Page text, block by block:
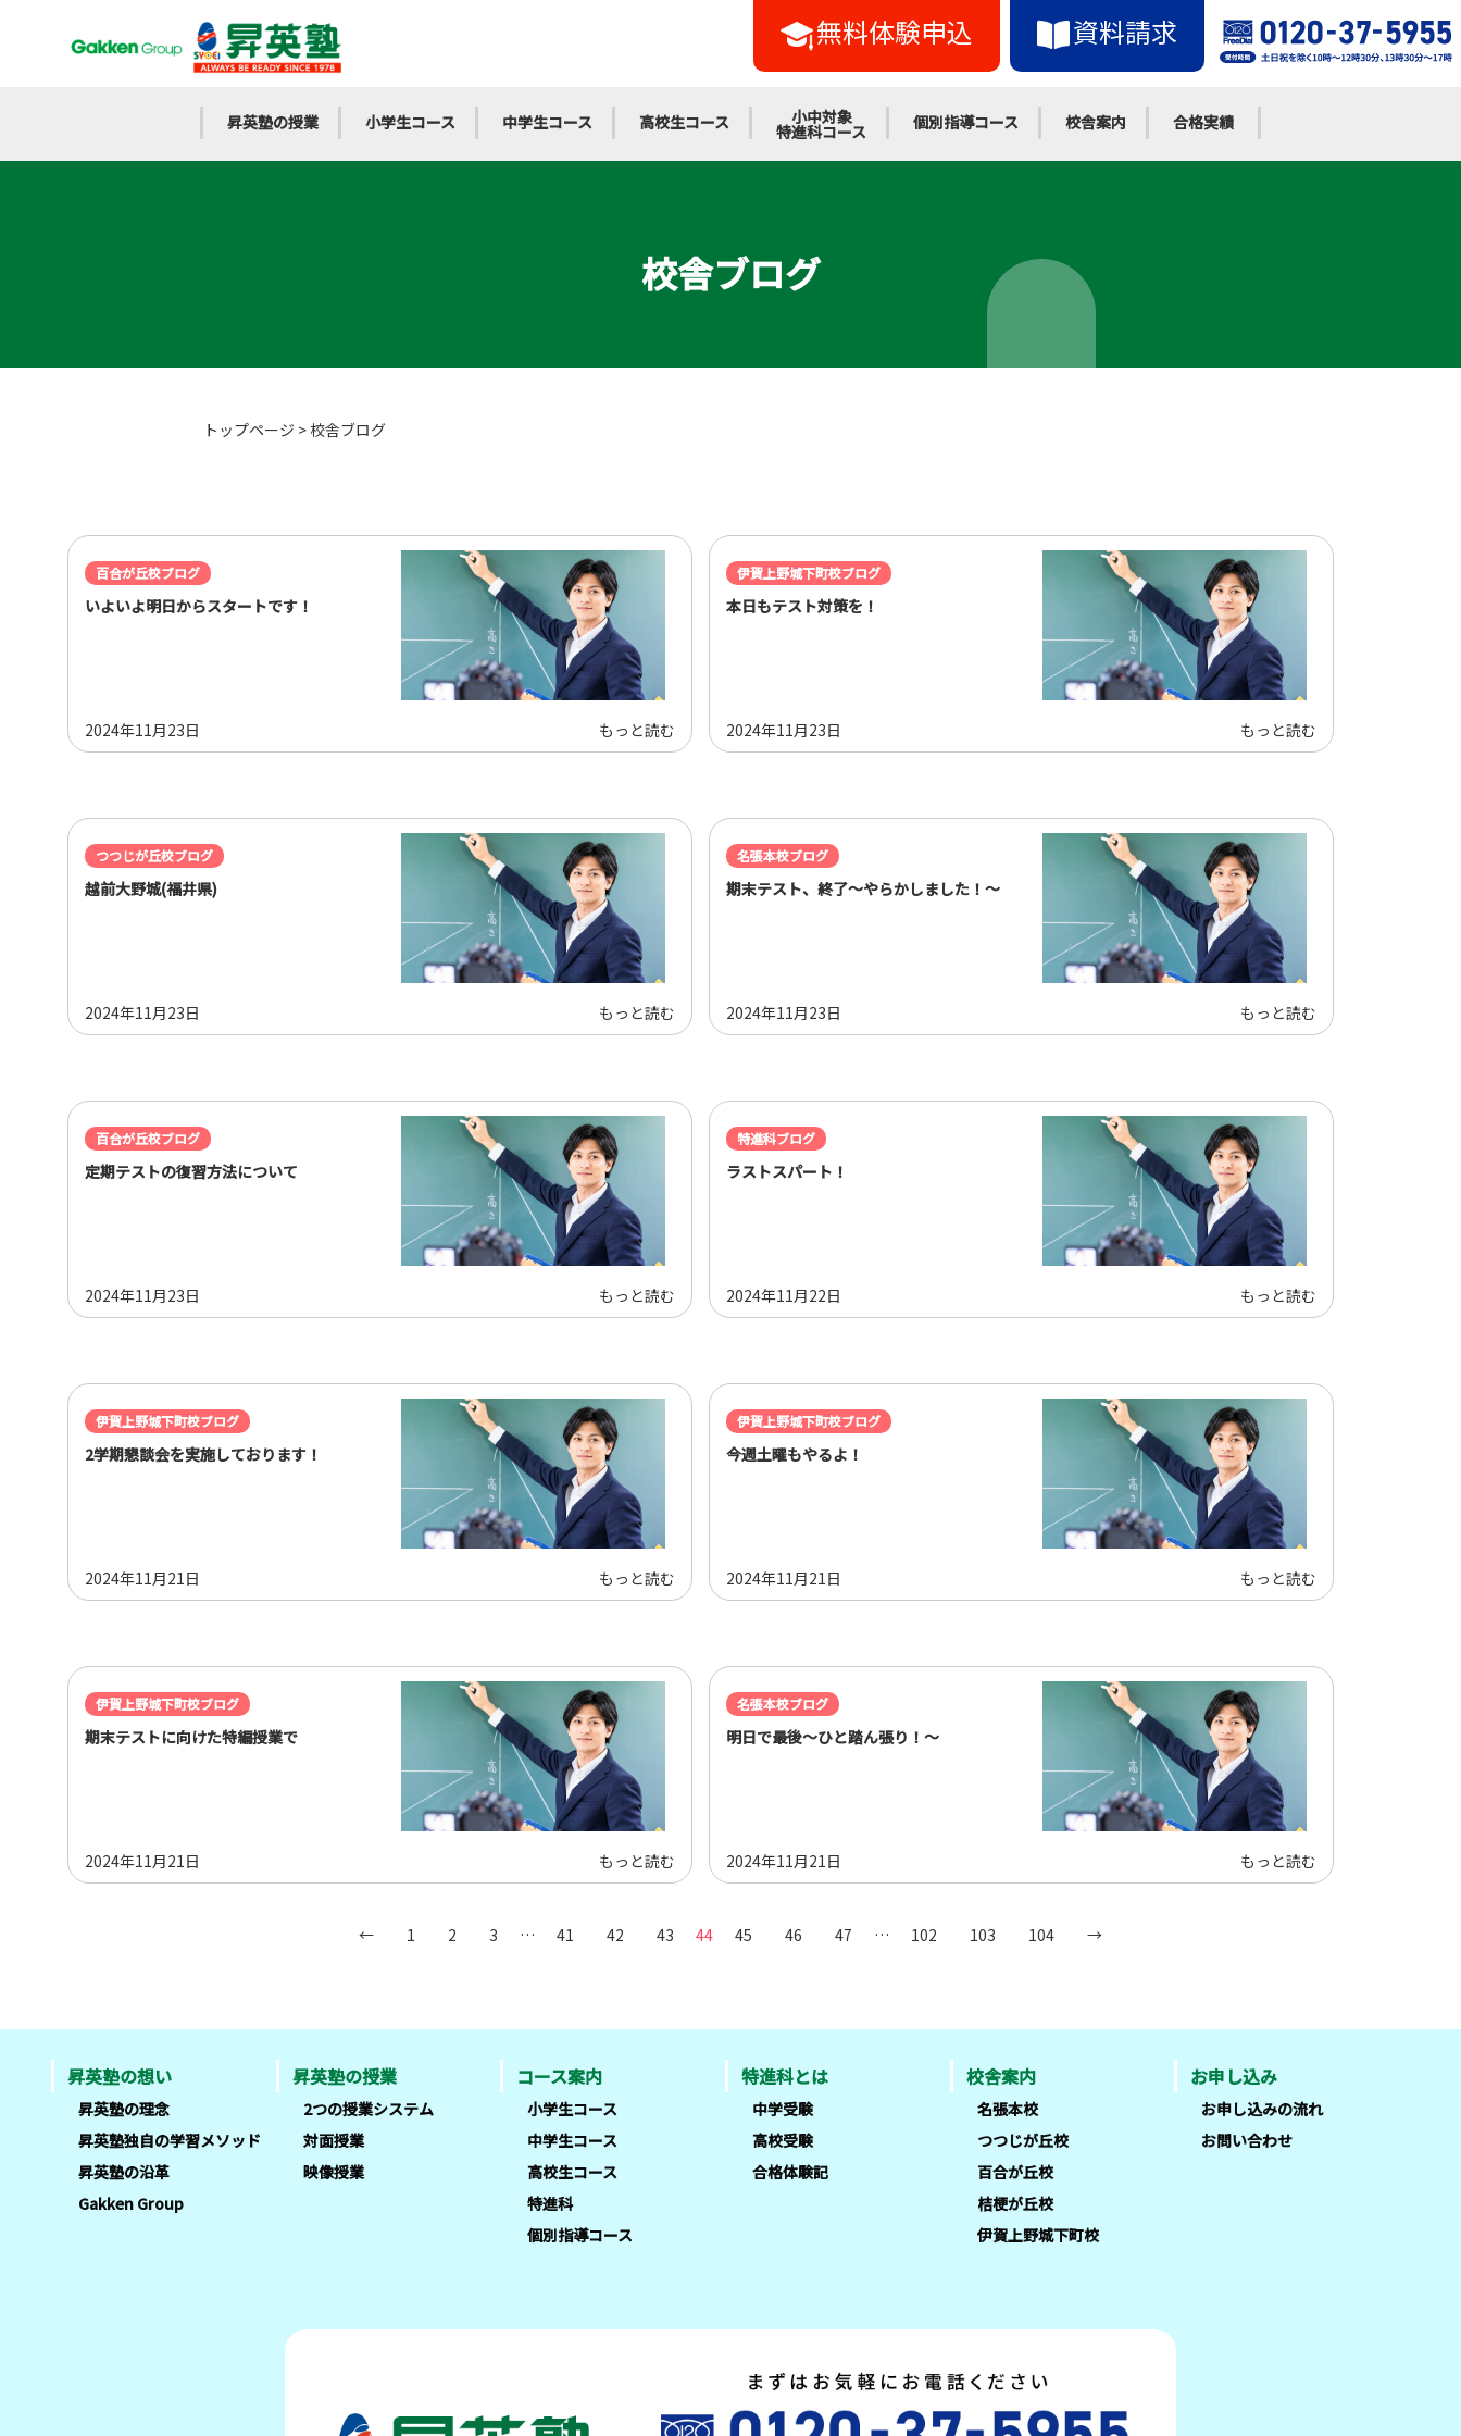
無料体験申込 資料請求
昇英塾の授業 小学生コース 中学生コース 高校生コース 小中対象
特進科コース 個別指導コース 校舎案内 合格実績
校舎ブログ
トップページ >校舎ブログ
百合が丘校ブログ
いよいよ明日からスタートです！
2024年11月23日 もっと読む
伊賀上野城下町校ブログ
本日もテスト対策を！
2024年11月23日 もっと読む
つつじが丘校ブログ
越前大野城(福井県)
2024年11月23日 もっと読む
名張本校ブログ
期末テスト、終了～やらかしました！～
2024年11月23日 もっと読む
百合が丘校ブログ
定期テストの復習方法について
2024年11月23日 もっと読む
特進科ブログ
ラストスパート！
2024年11月22日 もっと読む
伊賀上野城下町校ブログ
2学期懇談会を実施しております！
2024年11月21日 もっと読む
伊賀上野城下町校ブログ
今週土曜もやるよ！
2024年11月21日 もっと読む
伊賀上野城下町校ブログ
期末テストに向けた特編授業で
2024年11月21日 もっと読む
名張本校ブログ
明日で最後～ひと踏ん張り！～
2024年11月21日 もっと読む
← 1 2 3 … 41 42 43 44 45 46 47 … 102 103 104 →
昇英塾の想い
昇英塾の理念
昇英塾独自の学習メソッド
昇英塾の沿革
Gakken Group
昇英塾の授業
2つの授業システム
対面授業
映像授業
コース案内
小学生コース
中学生コース
高校生コース
特進科
個別指導コース
特進科とは
中学受験
高校受験
合格体験記
校舎案内
名張本校
つつじが丘校
百合が丘校
桔梗が丘校
伊賀上野城下町校
お申し込み
お申し込みの流れ
お問い合わせ